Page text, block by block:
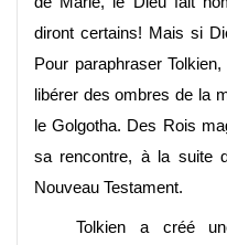
diront certains! Mais si
Pour paraphraser
libérer des ombres de la
le Golgotha. Des Rois
sa rencontre, à la suite
Nouveau Testament.
Tolkien a créé